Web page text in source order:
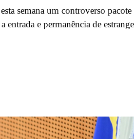
semana um controverso pacote
e permanência de